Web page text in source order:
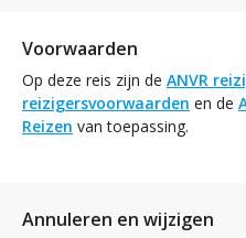
Voorwaarden
Op deze reis zijn de ANVR
reizigersvoorwaarden en de
Reizen van toepassing.
Annuleren en wijzigen